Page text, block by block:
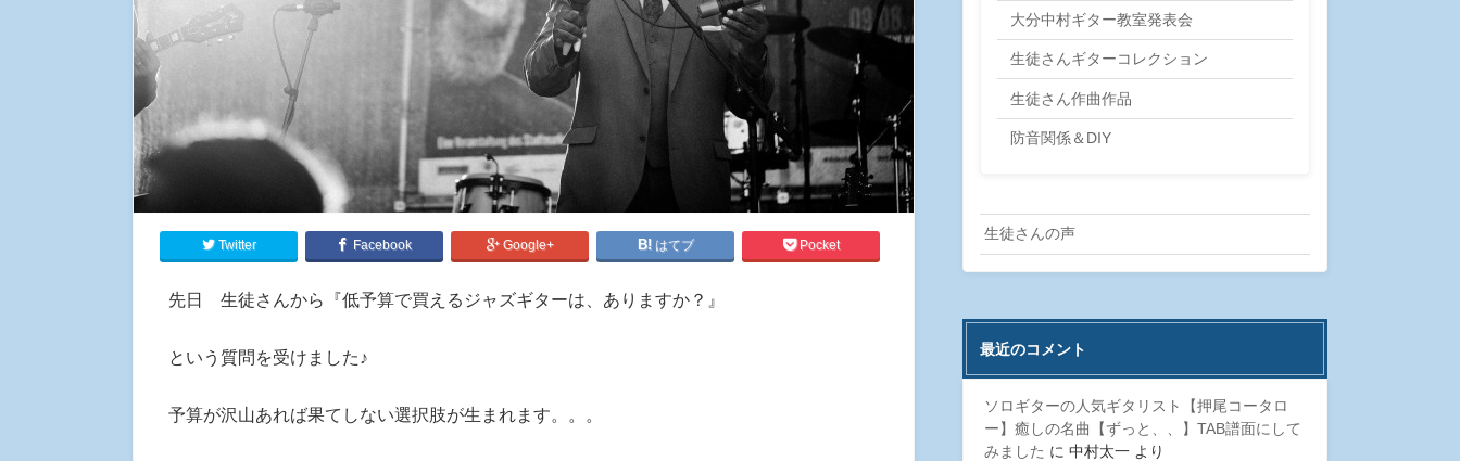
Twitter Facebook Google+ はてブ Pocket
先日 生徒さんから『低予算で買えるジャズギターは、ありますか？』
という質問を受けました♪
予算が沢山あれば果てしない選択肢が生まれます。。。
大分中村ギター教室発表会
生徒さんギターコレクション
生徒さん作曲作品
防音関係＆DIY
生徒さんの声
最近のコメント
ソロギターの人気ギタリスト【押尾コータロ
ー】癒しの名曲【ずっと、、】TAB譜面にして
みました に中村太一 より